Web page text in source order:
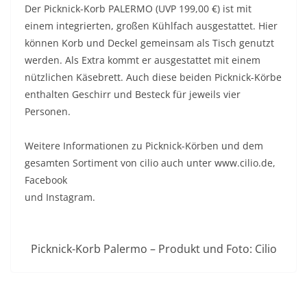
Der Picknick-Korb PALERMO (UVP 199,00 €) ist mit
einem integrierten, großen Kühlfach ausgestattet. Hier
können Korb und Deckel gemeinsam als Tisch genutzt
werden. Als Extra kommt er ausgestattet mit einem
nützlichen Käsebrett. Auch diese beiden Picknick-Körbe
enthalten Geschirr und Besteck für jeweils vier
Personen.
Weitere Informationen zu Picknick-Körben und dem
gesamten Sortiment von cilio auch unter www.cilio.de,
Facebook
und Instagram.
Picknick-Korb Palermo – Produkt und Foto: Cilio